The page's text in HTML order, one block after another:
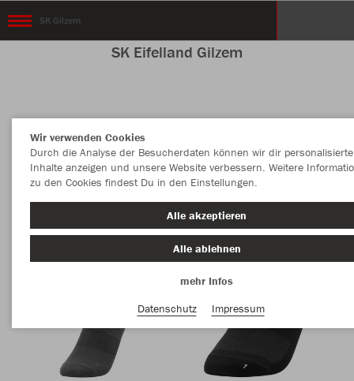
SK Gilzem
SK Eifelland Gilzem
Wir verwenden Cookies
Durch die Analyse der Besucherdaten können wir dir personalisierte
Inhalte anzeigen und unsere Website verbessern. Weitere
zu den Cookies findest Du in den Einstellungen.
Alle akzeptieren
Alle ablehnen
mehr Infos
Datenschutz
Impressum